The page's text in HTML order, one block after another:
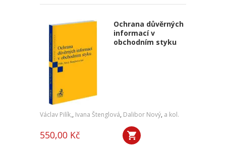
Ochrana důvěrných
informací v
obchodním styku
Václav Pilík,, Ivana Štenglová, Dalibor Nový, a kol.
550,00 Kč